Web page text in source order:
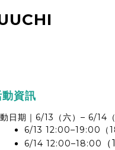
資訊
日期｜6/13（六）– 6/14（
6/13 12:00–19:00（
6/14 12:00–18:00